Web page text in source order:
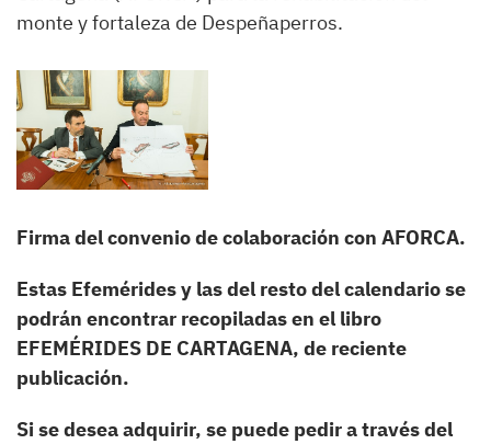
monte y fortaleza de Despeñaperros.
Firma del convenio de colaboración con AFORCA.
Estas Efemérides y las del resto del calendario se
podrán encontrar recopiladas en el libro
EFEMÉRIDES DE CARTAGENA, de reciente
publicación.
Si se desea adquirir, se puede pedir a través del